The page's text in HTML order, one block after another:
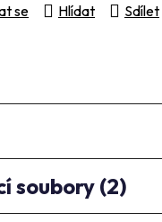
se Hlídat Sdílet
soubory (2)